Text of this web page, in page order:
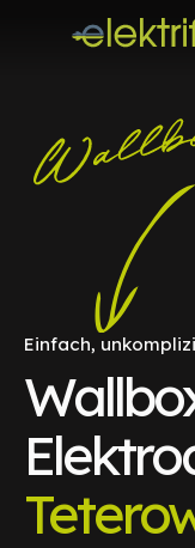
Einfach,